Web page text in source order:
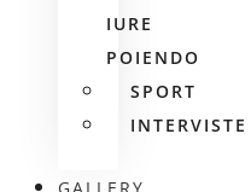
IURE
POIENDO
SPORT
INTERVISTE